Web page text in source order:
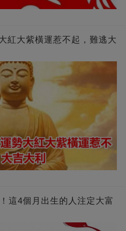
紅大紫橫運惹不起，難逃大
這4個月出生的人注定大富